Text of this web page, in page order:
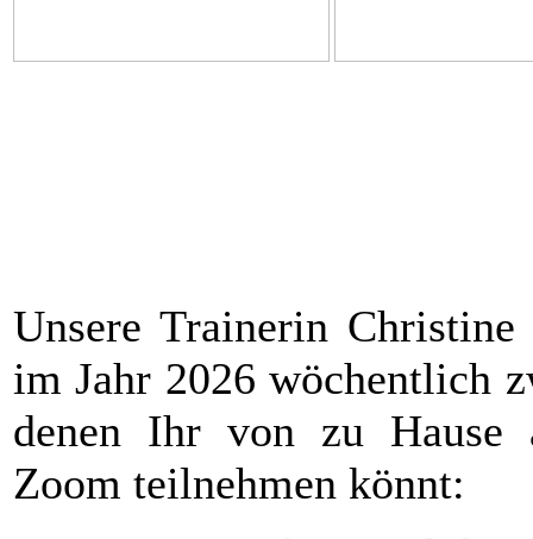
Unsere Trainerin
im Jahr 2026 wöchentlich
denen Ihr von zu Hause
Zoom teilnehmen könnt: